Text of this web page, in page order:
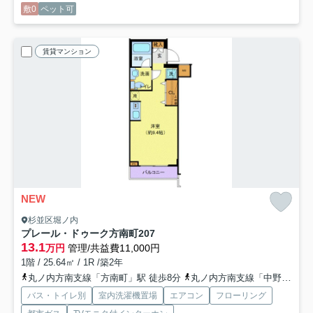
敷0 ペット可
賃貸マンション
NEW
杉並区堀ノ内
プレール・ドゥーク方南町207
13.1万円 管理/共益費11,000円
1階 / 25.64㎡ / 1R /築2年
丸ノ内方南支線「方南町」駅 徒歩8分
丸ノ内方南支線「中野富士見町」駅 徒歩19分
バス・トイレ別 室内洗濯機置場 エアコン
フローリング